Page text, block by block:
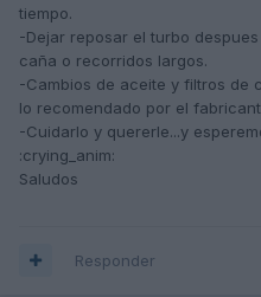
tiempo.
-Dejar reposar el turbo
caña o recorridos largos.
-Cambios de aceite y filtros de
lo recomendado por el
-Cuidarlo y quererle...y
:crying_anim:
Saludos
Responder